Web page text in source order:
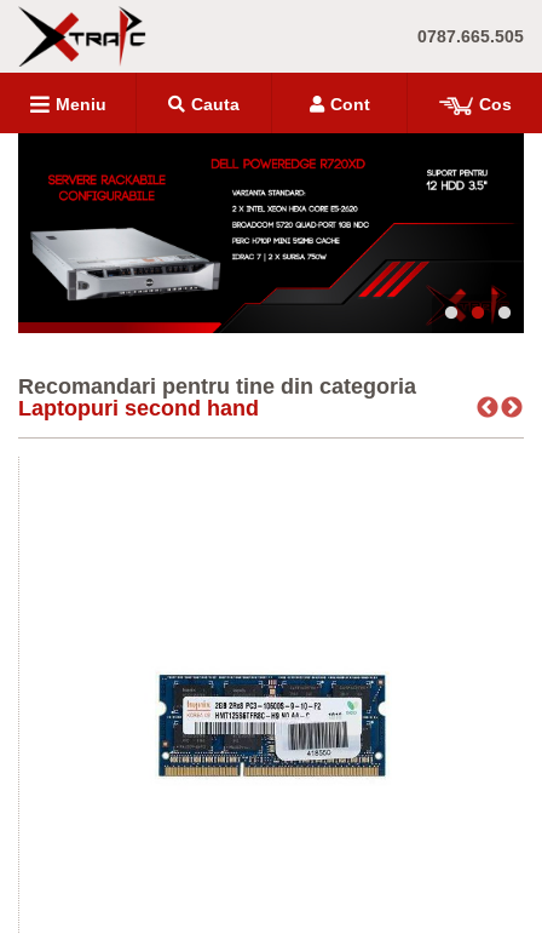
0787.665.505
Meniu Cauta Cont Cos
Recomandari pentru tine din categoria
Laptopuri second hand